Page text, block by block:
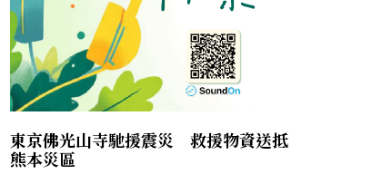
東京佛光山寺馳援震災 救援物資送抵
熊本災區